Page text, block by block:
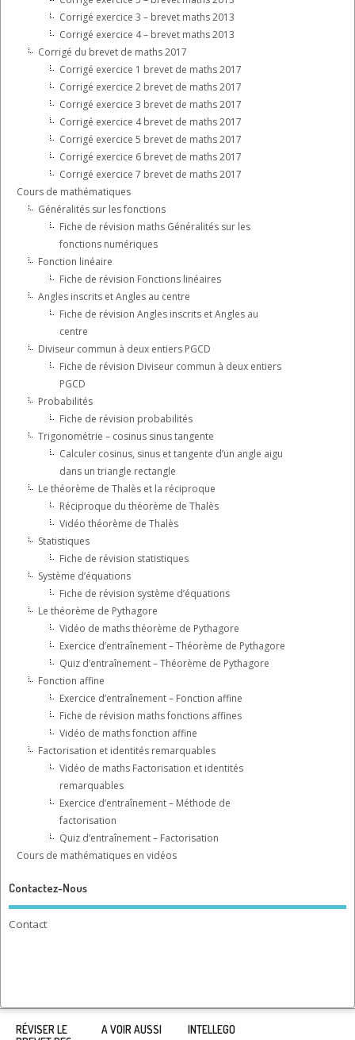
Corrigé exercice 3 – brevet maths 2013
Corrigé exercice 4 – brevet maths 2013
Corrigé du brevet de maths 2017
Corrigé exercice 1 brevet de maths 2017
Corrigé exercice 2 brevet de maths 2017
Corrigé exercice 3 brevet de maths 2017
Corrigé exercice 4 brevet de maths 2017
Corrigé exercice 5 brevet de maths 2017
Corrigé exercice 6 brevet de maths 2017
Corrigé exercice 7 brevet de maths 2017
Cours de mathématiques
Généralités sur les fonctions
Fiche de révision maths Généralités sur les
fonctions numériques
Fonction linéaire
Fiche de révision Fonctions linéaires
Angles inscrits et Angles au centre
Fiche de révision Angles inscrits et Angles au
centre
Diviseur commun à deux entiers PGCD
Fiche de révision Diviseur commun à deux entiers
PGCD
Probabilités
Fiche de révision probabilités
Trigonométrie – cosinus sinus tangente
Calculer cosinus, sinus et tangente d’un angle aigu
dans un triangle rectangle
Le théorème de Thalès et la réciproque
Réciproque du théorème de Thalès
Vidéo théorème de Thalès
Statistiques
Fiche de révision statistiques
Système d’équations
Fiche de révision système d’équations
Le théorème de Pythagore
Vidéo de maths théorème de Pythagore
Exercice d’entraînement – Théorème de Pythagore
Quiz d’entraînement – Théorème de Pythagore
Fonction affine
Exercice d’entraînement – Fonction affine
Fiche de révision maths fonctions affines
Vidéo de maths fonction affine
Factorisation et identités remarquables
Vidéo de maths Factorisation et identités
remarquables
Exercice d’entraînement – Méthode de
factorisation
Quiz d’entraînement – Factorisation
Cours de mathématiques en vidéos
Contactez-Nous
Contact
RÉVISER LE
A VOIR AUSSI INTELLEGO